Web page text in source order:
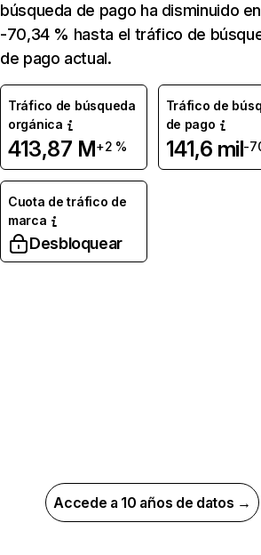
búsqueda de pago ha disminuido en
-70,34 % hasta el tráfico de
de pago actual.
Tráfico de búsqueda
orgánica
413,87 M+2 %
Tráfico de
de pago
141,6 mil-
Cuota de tráfico de
marca
Desbloquear
Accede a 10 años de datos →